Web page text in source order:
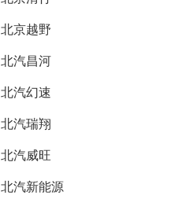
北京越野
北汽昌河
北汽幻速
北汽瑞翔
北汽威旺
北汽新能源